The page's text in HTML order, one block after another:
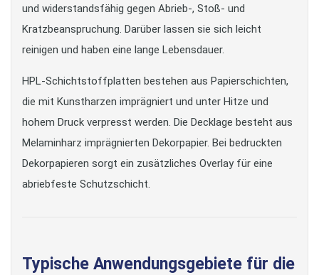
und widerstandsfähig gegen Abrieb-, Stoß- und
Kratzbeanspruchung. Darüber lassen sie sich leicht
reinigen und haben eine lange Lebensdauer.
HPL-Schichtstoffplatten bestehen aus Papierschichten,
die mit Kunstharzen imprägniert und unter Hitze und
hohem Druck verpresst werden. Die Decklage besteht aus
Melaminharz imprägnierten Dekorpapier. Bei bedruckten
Dekorpapieren sorgt ein zusätzliches Overlay für eine
abriebfeste Schutzschicht.
Typische Anwendungsgebiete für die